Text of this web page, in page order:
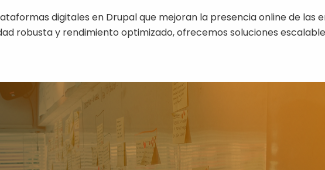
digitales en Drupal que mejoran la presencia online de las
robusta y rendimiento optimizado, ofrecemos soluciones